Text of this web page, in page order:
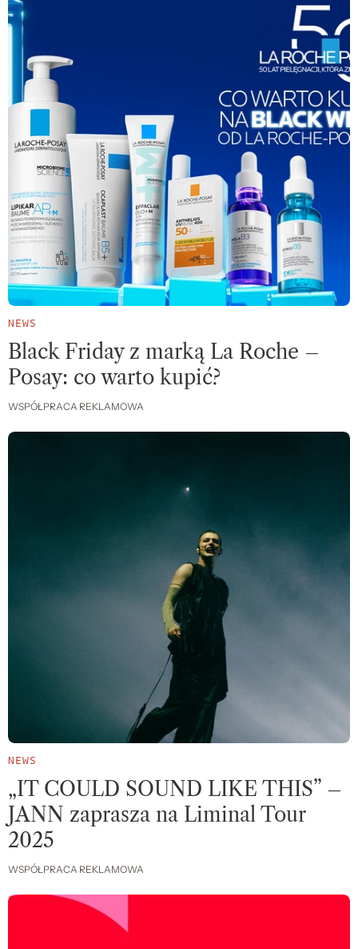
NEWS
Black Friday z marką La Roche –
Posay: co warto kupić?
WSPÓŁPRACA REKLAMOWA
NEWS
„IT COULD SOUND LIKE THIS” –
JANN zaprasza na Liminal Tour
2025
WSPÓŁPRACA REKLAMOWA